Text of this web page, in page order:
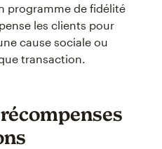
programme de fidélité
les clients pour
cause sociale ou
transaction.